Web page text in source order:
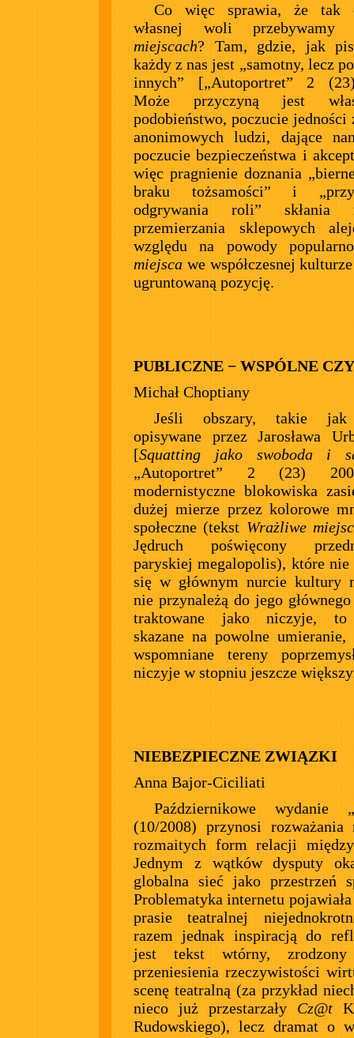
Co więc sprawia, że tak
własnej woli
miejscach? Tam, gdzie, jak
każdy z nas jest „samotny, lecz
innych” [„Autoportret” 2
Może przyczyną jest
podobieństwo, poczucie jedności
anonimowych ludzi, dające
poczucie bezpieczeństwa i
więc pragnienie doznania
braku tożsamości” i
odgrywania roli” skłania
przemierzania sklepowych
względu na powody
miejsca we współczesnej
ugruntowaną pozycję.
PUBLICZNE − WSPÓLNE
Michał Choptiany
Jeśli obszary, takie jak
opisywane przez Jarosława
[Squatting jako swoboda i
„Autoportret” 2 (23)
modernistyczne blokowiska
dużej mierze przez kolorowe
społeczne (tekst Wrażliwe
Jędruch poświęcony
paryskiej megalopolis), które nie
się w głównym nurcie kultury
nie przynależą do jego
traktowane jako niczyje, to
skazane na powolne
wspomniane tereny
niczyje w stopniu jeszcze
NIEBEZPIECZNE ZWIĄZKI
Anna Bajor-Ciciliati
Październikowe wydanie
(10/2008) przynosi rozważania
rozmaitych form relacji
Jednym z wątków dysputy
globalna sieć jako przestrzeń
Problematyka internetu
prasie teatralnej
razem jednak inspiracją do
jest tekst wtórny,
przeniesienia rzeczywistości
scenę teatralną (za przykład
nieco już przestarzały Cz@t
Rudowskiego), lecz dramat o